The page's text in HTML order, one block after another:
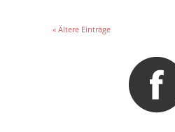
« Ältere Einträge